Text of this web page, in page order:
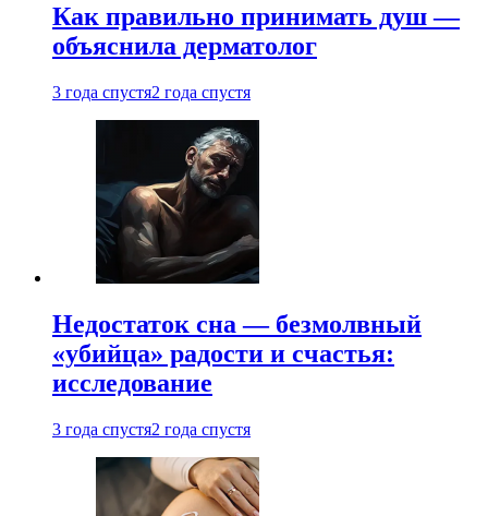
Как правильно принимать душ —
объяснила дерматолог
3 года спустя2 года спустя
Недостаток сна — безмолвный
«убийца» радости и счастья:
исследование
3 года спустя2 года спустя